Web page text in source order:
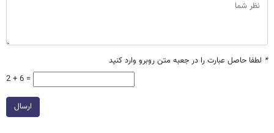
* لطفا حاصل عبارت را در جعبه متن روبرو وارد کنید
2 + 6 =
ارسال